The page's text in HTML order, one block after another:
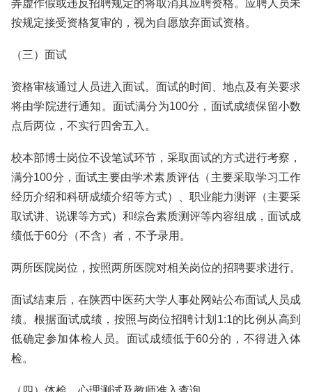
弄虚作假或违反招聘规定的将取消其应聘资格。应聘人员未
按规定接受资格复审的，视为自愿放弃面试资格。
（三）面试
资格审核通过人员进入面试。面试的时间、地点及有关要求
将由学院进行通知。面试满分为100分，面试成绩保留小数
点后两位，不实行四舍五入。
校本部博士岗位不设笔试环节，采取面试的方式进行考察，
满分100分，面试主要由学术素质评估（主要采取学习工作
经历介绍和科研成绩介绍等方式）、职业能力测评（主要采
取试讲、说课等方式）和综合素质测评等内容组成，面试成
绩低于60分（不含）者，不予录用。
两所医院岗位，按照两所医院对相关岗位的招聘要求进行。
面试结束后，在陕西中医药大学人事处网站公布面试人员成
绩。根据面试成绩，按照与岗位招聘计划1:1的比例从高到
低确定参加体检人员。面试成绩低于60分的，不得进入体
检。